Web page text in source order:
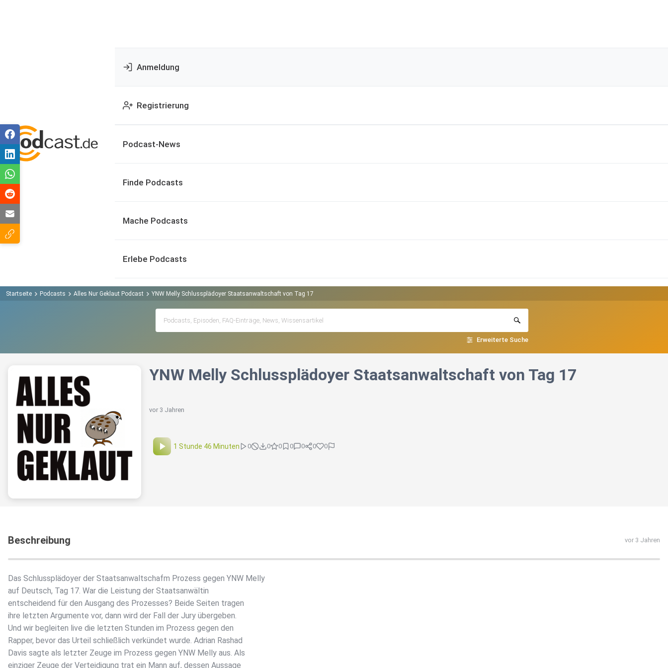
Anmeldung
Registrierung
Podcast-News
Finde Podcasts
Mache Podcasts
Erlebe Podcasts
Startseite Podcasts Alles Nur Geklaut Podcast YNW Melly Schlussplädoyer Staatsanwaltschaft von Tag 17
Erweiterte Suche
YNW Melly Schlussplädoyer Staatsanwaltschaft von Tag 17
vor 3 Jahren
1 Stunde 46 Minuten 0 0 0 0 0 0 0
Beschreibung vor 3 Jahren
Das Schlussplädoyer der Staatsanwaltschafm Prozess gegen YNW Melly
auf Deutsch, Tag 17. War die Leistung der Staatsanwältin
entscheidend für den Ausgang des Prozesses? Beide Seiten tragen
ihre letzten Argumente vor, dann wird der Fall der Jury übergeben.
Und wir begleiten live die letzten Stunden im Prozess gegen den
Rapper, bevor das Urteil schließlich verkündet wurde. Adrian Rashad
Davis sagte als letzter Zeuge im Prozess gegen YNW Melly aus. Als
einziger Zeuge der Verteidigung trat ein Mann auf, dessen Aussage